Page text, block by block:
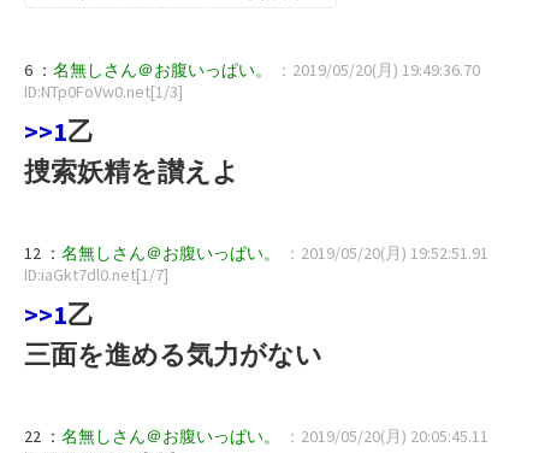
6 ： 名無しさん＠お腹いっぱい。
：2019/05/20(月) 19:49:36.70
ID:NTp0FoVw0.net[1/3]
>>1乙
捜索妖精を讃えよ
12 ： 名無しさん＠お腹いっぱい。
：2019/05/20(月) 19:52:51.91
ID:iaGkt7dl0.net[1/7]
>>1乙
三面を進める気力がない
22 ： 名無しさん＠お腹いっぱい。
：2019/05/20(月) 20:05:45.11